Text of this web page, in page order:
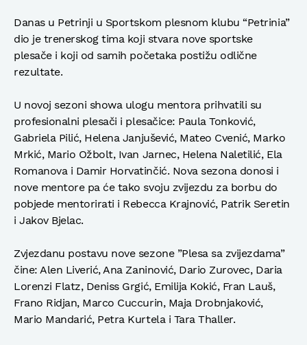
Danas u Petrinji u Sportskom plesnom klubu “Petrinia”
dio je trenerskog tima koji stvara nove sportske
plesače i koji od samih početaka postižu odlične
rezultate.
U novoj sezoni showa ulogu mentora prihvatili su
profesionalni plesači i plesačice: Paula Tonković,
Gabriela Pilić, Helena Janjušević, Mateo Cvenić, Marko
Mrkić, Mario Ožbolt, Ivan Jarnec, Helena Naletilić, Ela
Romanova i Damir Horvatinčić. Nova sezona donosi i
nove mentore pa će tako svoju zvijezdu za borbu do
pobjede mentorirati i Rebecca Krajnović, Patrik Seretin
i Jakov Bjelac.
Zvjezdanu postavu nove sezone ”Plesa sa zvijezdama”
čine: Alen Liverić, Ana Zaninović, Dario Zurovec, Daria
Lorenzi Flatz, Deniss Grgić, Emilija Kokić, Fran Lauš,
Frano Ridjan, Marco Cuccurin, Maja Drobnjaković,
Mario Mandarić, Petra Kurtela i Tara Thaller.